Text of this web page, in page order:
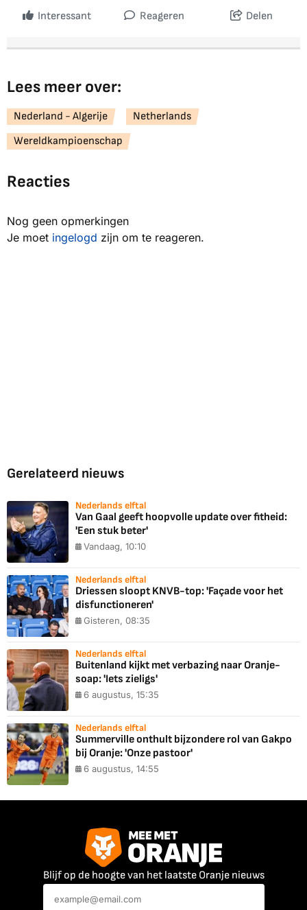
Interessant Reageren Delen
Lees meer over:
Nederland - Algerije
Netherlands
Wereldkampioenschap
Reacties
Nog geen opmerkingen
Je moet ingelogd zijn om te reageren.
Gerelateerd nieuws
Nederlands elftal
Van Gaal geeft hoopvolle update over fitheid:
'Een stuk beter'
Vandaag, 10:10
Nederlands elftal
Driessen sloopt KNVB-top: 'Façade voor het
disfunctioneren'
Gisteren, 08:35
Nederlands elftal
Buitenland kijkt met verbazing naar Oranje-
soap: 'Iets zieligs'
6 augustus, 15:35
Nederlands elftal
Summerville onthult bijzondere rol van Gakpo
bij Oranje: 'Onze pastoor'
6 augustus, 14:55
Blijf op de hoogte van het laatste Oranje nieuws